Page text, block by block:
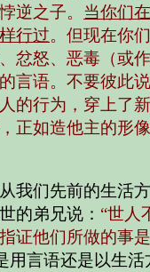
逆之子。 当你们
行过。但现在你
忿怒、恶毒（或
言语。不要彼此
的行为，穿上了
正如造他主的形
我们先前的生活
的弟兄说： “世人
证他们所做的事
用言语还是以生